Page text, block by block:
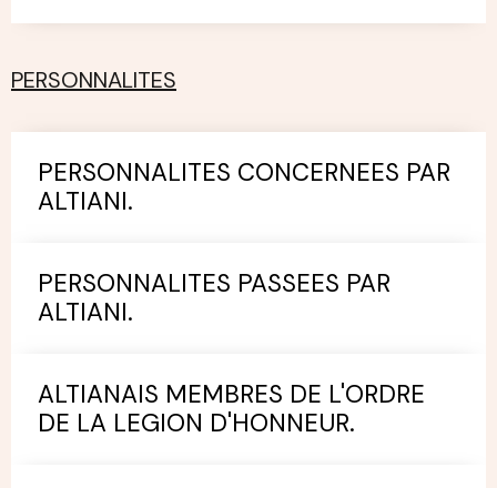
PERSONNALITES
PERSONNALITES CONCERNEES PAR
ALTIANI.
PERSONNALITES PASSEES PAR
ALTIANI.
ALTIANAIS MEMBRES DE L'ORDRE
DE LA LEGION D'HONNEUR.